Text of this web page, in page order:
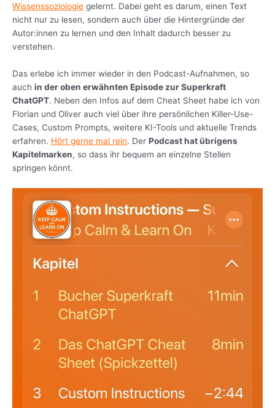
Wissenssoziologie gelernt. Dabei geht es darum, einen Text
nicht nur zu lesen, sondern auch über die Hintergründe der
Autor:innen zu lernen und den Inhalt dadurch besser zu
verstehen.
Das erlebe ich immer wieder in den Podcast-Aufnahmen, so
auch in der oben erwähnten Episode zur Superkraft
ChatGPT. Neben den Infos auf dem Cheat Sheet habe ich von
Florian und Oliver auch viel über ihre persönlichen Killer-Use-
Cases, Custom Prompts, weitere KI-Tools und aktuelle Trends
erfahren. Hört gerne mal rein. Der Podcast hat übrigens
Kapitelmarken, so dass ihr bequem an einzelne Stellen
springen könnt.